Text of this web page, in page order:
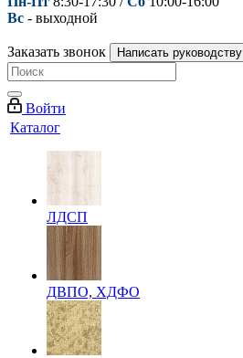
Вс - выходной
Заказать звонок Написать руководству
Войти
Каталог
ЛДСП
ДВПО, ХДФО